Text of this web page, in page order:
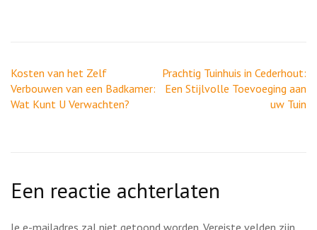
Berichtnavigatie
Kosten van het Zelf
Verbouwen van een Badkamer:
Wat Kunt U Verwachten?
Prachtig Tuinhuis in Cederhout:
Een Stijlvolle Toevoeging aan
uw Tuin
Een reactie achterlaten
Je e-mailadres zal niet getoond worden. Vereiste velden zijn